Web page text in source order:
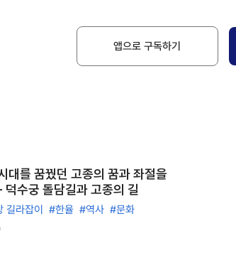
앱으로 구독하기
대를 꿈꿨던 고종의 꿈과 좌절을
덕수궁 돌담길과 고종의 길
길라잡이 #한율 #역사 #문화